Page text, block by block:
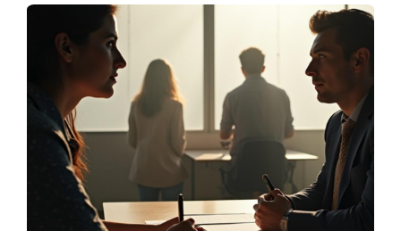
locales, sino también en Instagram, donde publica fotos
atractivas de sus productos y crea historias interactivas
sobre el proceso del café. Gracias a esta estrategia
diversificada, han logrado atraer tanto a clientes locales como
a turistas que buscan experiencias auténticas.
Marca global y su estrategia diversificada
Tomemos como ejemplo a una marca global como Nike. Nike
utiliza diversas plataformas para llegar a su público objetivo: